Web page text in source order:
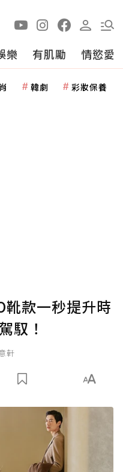
樂 有肌勵 情慾愛
韓劇 彩妝保養
靴款一秒提升時
馭！
軒